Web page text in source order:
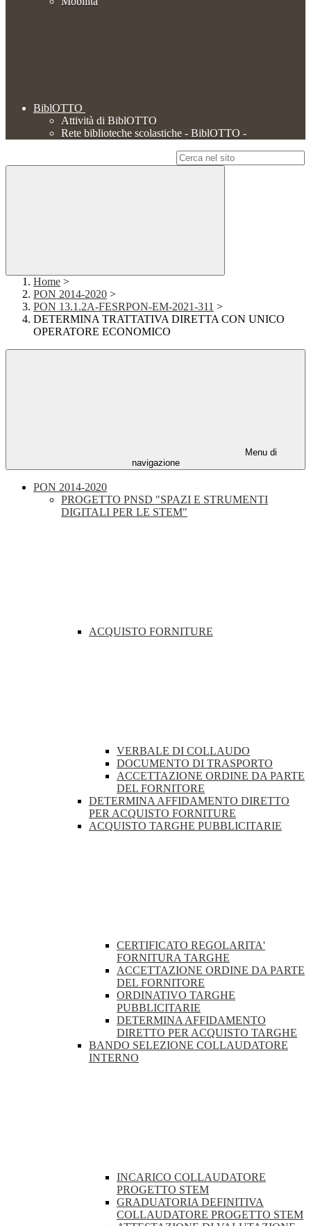
BiblOTTO
Attività di BiblOTTO
Rete biblioteche scolastiche - BiblOTTO -
Home >
PON 2014-2020 >
PON 13.1.2A-FESRPON-EM-2021-311 >
DETERMINA TRATTATIVA DIRETTA CON UNICO
OPERATORE ECONOMICO
Menu di
navigazione
PON 2014-2020
PROGETTO PNSD "SPAZI E STRUMENTI
DIGITALI PER LE STEM"
ACQUISTO FORNITURE
VERBALE DI COLLAUDO
DOCUMENTO DI TRASPORTO
ACCETTAZIONE ORDINE DA PARTE
DEL FORNITORE
DETERMINA AFFIDAMENTO DIRETTO
PER ACQUISTO FORNITURE
ACQUISTO TARGHE PUBBLICITARIE
CERTIFICATO REGOLARITA'
FORNITURA TARGHE
ACCETTAZIONE ORDINE DA PARTE
DEL FORNITORE
ORDINATIVO TARGHE
PUBBLICITARIE
DETERMINA AFFIDAMENTO
DIRETTO PER ACQUISTO TARGHE
BANDO SELEZIONE COLLAUDATORE
INTERNO
INCARICO COLLAUDATORE
PROGETTO STEM
GRADUATORIA DEFINITIVA
COLLAUDATORE PROGETTO STEM